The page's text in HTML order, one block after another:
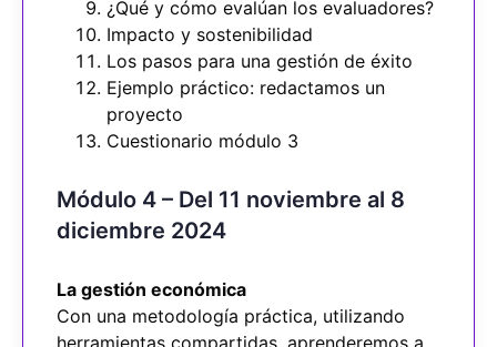
¿Qué y cómo evalúan los evaluadores?
Impacto y sostenibilidad
Los pasos para una gestión de éxito
Ejemplo práctico: redactamos un
proyecto
Cuestionario módulo 3
Módulo 4 – Del 11 noviembre al 8
diciembre 2024
La gestión económica
Con una metodología práctica, utilizando
herramientas compartidas, aprenderemos a